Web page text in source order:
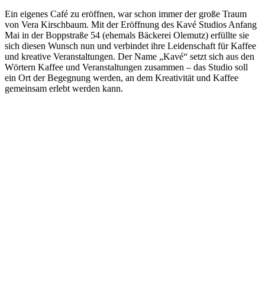
Ein eigenes Café zu eröffnen, war schon immer der große Traum
von Vera Kirschbaum. Mit der Eröffnung des Kavé Studios Anfang
Mai in der Boppstraße 54 (ehemals Bäckerei Olemutz) erfüllte sie
sich diesen Wunsch nun und verbindet ihre Leidenschaft für Kaffee
und kreative Veranstaltungen. Der Name „Kavé“ setzt sich aus den
Wörtern Kaffee und Veranstaltungen zusammen – das Studio soll
ein Ort der Begegnung werden, an dem Kreativität und Kaffee
gemeinsam erlebt werden kann.